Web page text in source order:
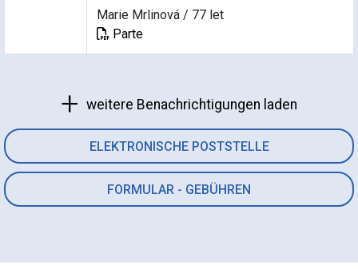
ELEKTRONISCHE POSTSTELLE
FORMULAR - GEBÜHREN
Marie Mrlinová / 77 let
Parte
weitere Benachrichtigungen laden